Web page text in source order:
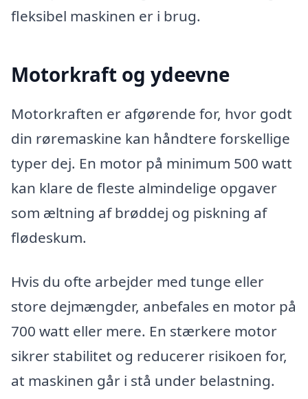
fleksibel maskinen er i brug.
Motorkraft og ydeevne
Motorkraften er afgørende for, hvor godt
din røremaskine kan håndtere forskellige
typer dej. En motor på minimum 500 watt
kan klare de fleste almindelige opgaver
som æltning af brøddej og piskning af
flødeskum.
Hvis du ofte arbejder med tunge eller
store dejmængder, anbefales en motor på
700 watt eller mere. En stærkere motor
sikrer stabilitet og reducerer risikoen for,
at maskinen går i stå under belastning.